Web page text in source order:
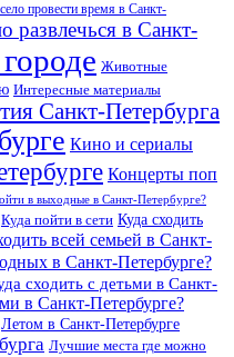
провести время в Санкт-
развлечься в Санкт-
Животные
Интересные материалы
Санкт-Петербурга
Кино и сериалы
Концерты поп
в выходные в Санкт-Петербурге?
Куда пойти в сети Куда сходить
всей семьей в Санкт-
в Санкт-Петербурге?
сходить с детьми в Санкт-
в Санкт-Петербурге?
Летом в Санкт-Петербурге
Лучшие места где можно